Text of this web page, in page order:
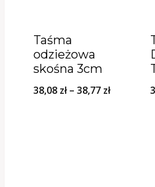
Taśma
odzieżowa
skośna 3cm
38,08 zł – 38,77 złZakres